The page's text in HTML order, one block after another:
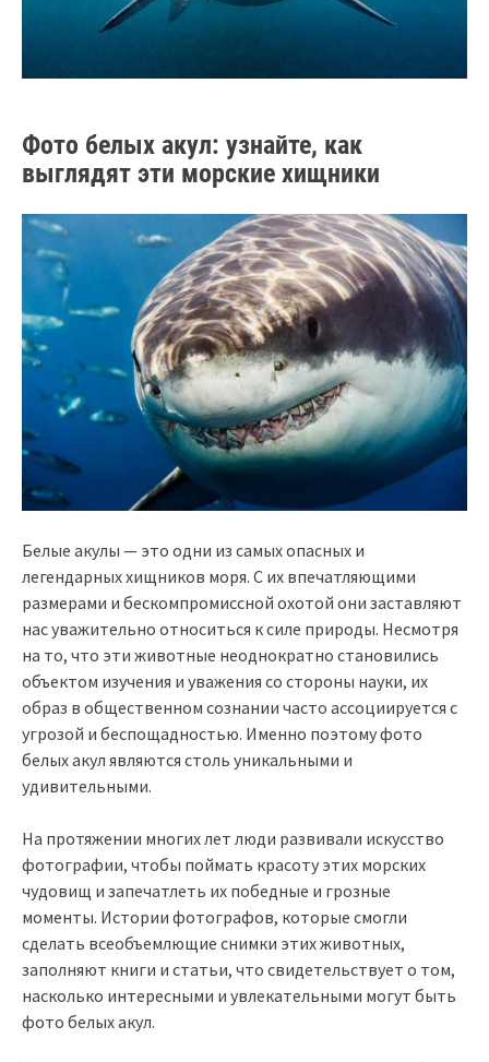
Фото белых акул: узнайте, как
выглядят эти морские хищники
Белые акулы — это одни из самых опасных и
легендарных хищников моря. С их впечатляющими
размерами и бескомпромиссной охотой они заставляют
нас уважительно относиться к силе природы. Несмотря
на то, что эти животные неоднократно становились
объектом изучения и уважения со стороны науки, их
образ в общественном сознании часто ассоциируется с
угрозой и беспощадностью. Именно поэтому фото
белых акул являются столь уникальными и
удивительными.
На протяжении многих лет люди развивали искусство
фотографии, чтобы поймать красоту этих морских
чудовищ и запечатлеть их победные и грозные
моменты. Истории фотографов, которые смогли
сделать всеобъемлющие снимки этих животных,
заполняют книги и статьи, что свидетельствует о том,
насколько интересными и увлекательными могут быть
фото белых акул.